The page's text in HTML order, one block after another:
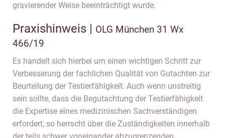
gravierender Weise beeinträchtigt wurde.
Praxishinweis | OLG München 31 Wx
466/19
Es handelt sich hierbei um einen wichtigen Schritt zur
Verbesserung der fachlichen Qualität von Gutachten zur
Beurteilung der Testierfähigkeit. Auch wenn unstreitig
sein sollte, dass die Begutachtung der Testierfähigkeit
die Expertise eines medizinischen Sachverständigen
erfordert, so herrscht über die Zuständigkeiten innerhalb